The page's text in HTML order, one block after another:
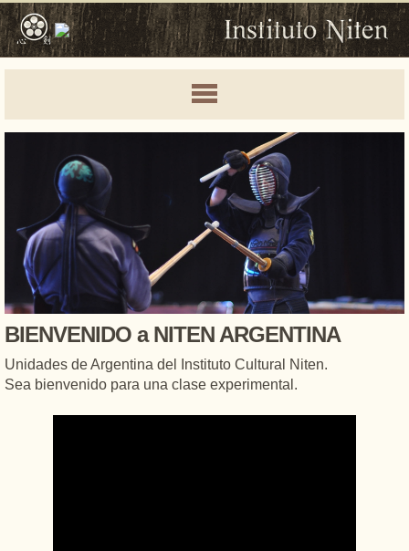
BIENVENIDO a NITEN ARGENTINA
Unidades de Argentina del Instituto Cultural Niten.
Sea bienvenido para una clase experimental.